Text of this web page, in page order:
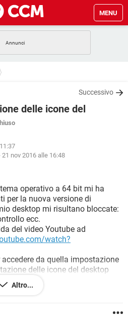
MENU
WHATSAPP
FACEBOOK
GAMING
ANDROID
WHATSAPP
FACEBOOK
WINDOWS 10
WHATSAPP
FACEBOOK
Successivo
delle icone del
21 nov 2016 alle 16:48
operativo a 64 bit mi ha
per la nuova versione di
desktop mi risultano bloccate:
ecc.
del video Youtube ad
watch?
da quella impostazione
delle icone del desktop
Altro...